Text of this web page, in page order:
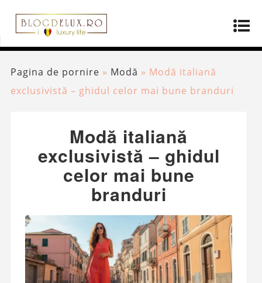
Pagina de pornire » Modă » Modă italiană
exclusivistă – ghidul celor mai bune branduri
Modă italiană
exclusivistă – ghidul
celor mai bune
branduri